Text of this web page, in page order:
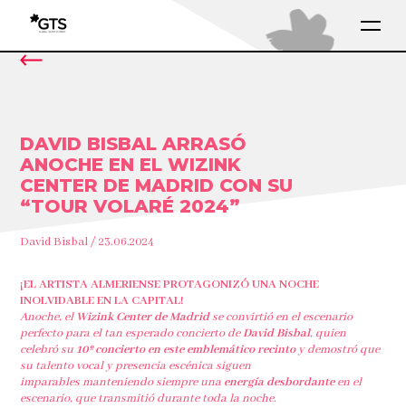
DAVID BISBAL ARRASÓ
ANOCHE EN EL WIZINK
CENTER DE MADRID CON SU
“TOUR VOLARÉ 2024”
David Bisbal / 23.06.2024
¡EL ARTISTA ALMERIENSE PROTAGONIZÓ UNA NOCHE
INOLVIDABLE EN LA CAPITAL!
Anoche, el Wizink Center de Madridse convirtió en el escenario
perfecto para el tan esperado concierto deDavid Bisbal, quien
celebró su 10º concierto en este emblemático recintoy demostró que
su talento vocal y presencia escénica siguen
imparables manteniendo siempre una energía desbordanteen el
escenario, que transmitió durante toda la noche.